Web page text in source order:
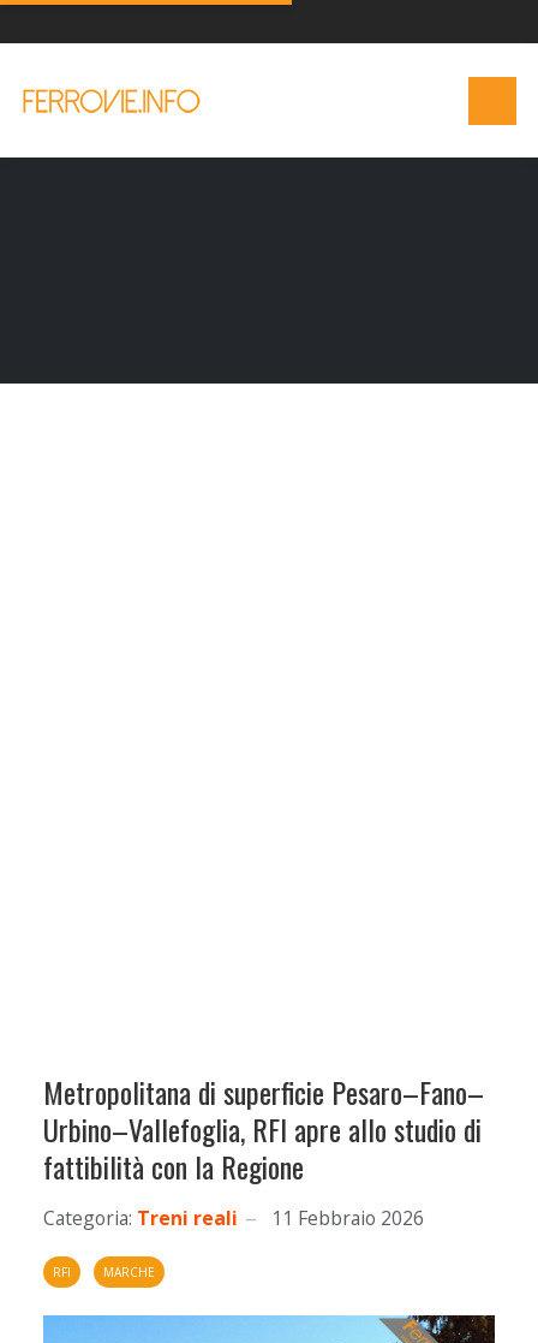
Metropolitana di superficie Pesaro–Fano–
Urbino–Vallefoglia, RFI apre allo studio di
fattibilità con la Regione
Categoria: Treni reali 11 Febbraio 2026
RFI MARCHE